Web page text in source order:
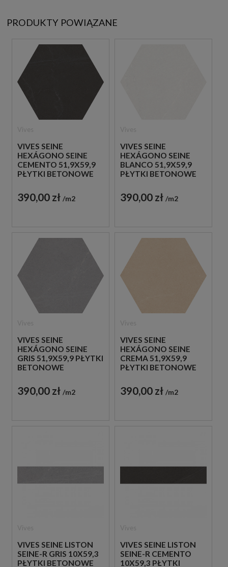
PRODUKTY POWIĄZANE
VIVES SEINE
HEXÁGONO SEINE
CEMENTO 51,9X59,9
PŁYTKI BETONOWE
390,00 zł m2
VIVES SEINE
HEXÁGONO SEINE
BLANCO 51,9X59,9
PŁYTKI BETONOWE
390,00 zł m2
VIVES SEINE
HEXÁGONO SEINE
GRIS 51,9X59,9 PŁYTKI
BETONOWE
390,00 zł m2
VIVES SEINE
HEXÁGONO SEINE
CREMA 51,9X59,9
PŁYTKI BETONOWE
390,00 zł m2
VIVES SEINE LISTON
SEINE-R GRIS 10X59,3
PŁYTKI BETONOWE
VIVES SEINE LISTON
SEINE-R CEMENTO
10X59,3 PŁYTKI